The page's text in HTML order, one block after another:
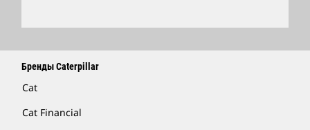
Бренды Caterpillar
Cat
Cat Financial